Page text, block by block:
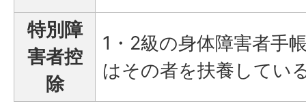
特別障
害者控
除
1・2級の身体障害者手
はその者を扶養してい